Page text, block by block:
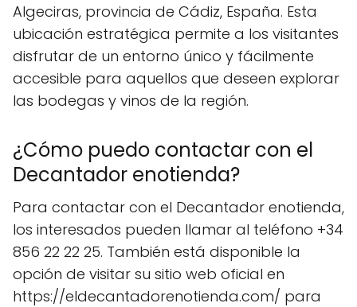
Algeciras, provincia de Cádiz, España. Esta
ubicación estratégica permite a los visitantes
disfrutar de un entorno único y fácilmente
accesible para aquellos que deseen explorar
las bodegas y vinos de la región.
¿Cómo puedo contactar con el
Decantador enotienda?
Para contactar con el Decantador enotienda,
los interesados pueden llamar al teléfono +34
856 22 22 25. También está disponible la
opción de visitar su sitio web oficial en
https://eldecantadorenotienda.com/ para